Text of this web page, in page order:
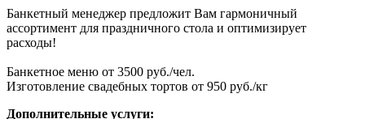
Банкетный менеджер предложит Вам гармоничный
ассортимент для праздничного стола и оптимизирует
расходы!
Банкетное меню от 3500 руб./чел.
Изготовление свадебных тортов от 950 руб./кг
Дополнительные услуги: